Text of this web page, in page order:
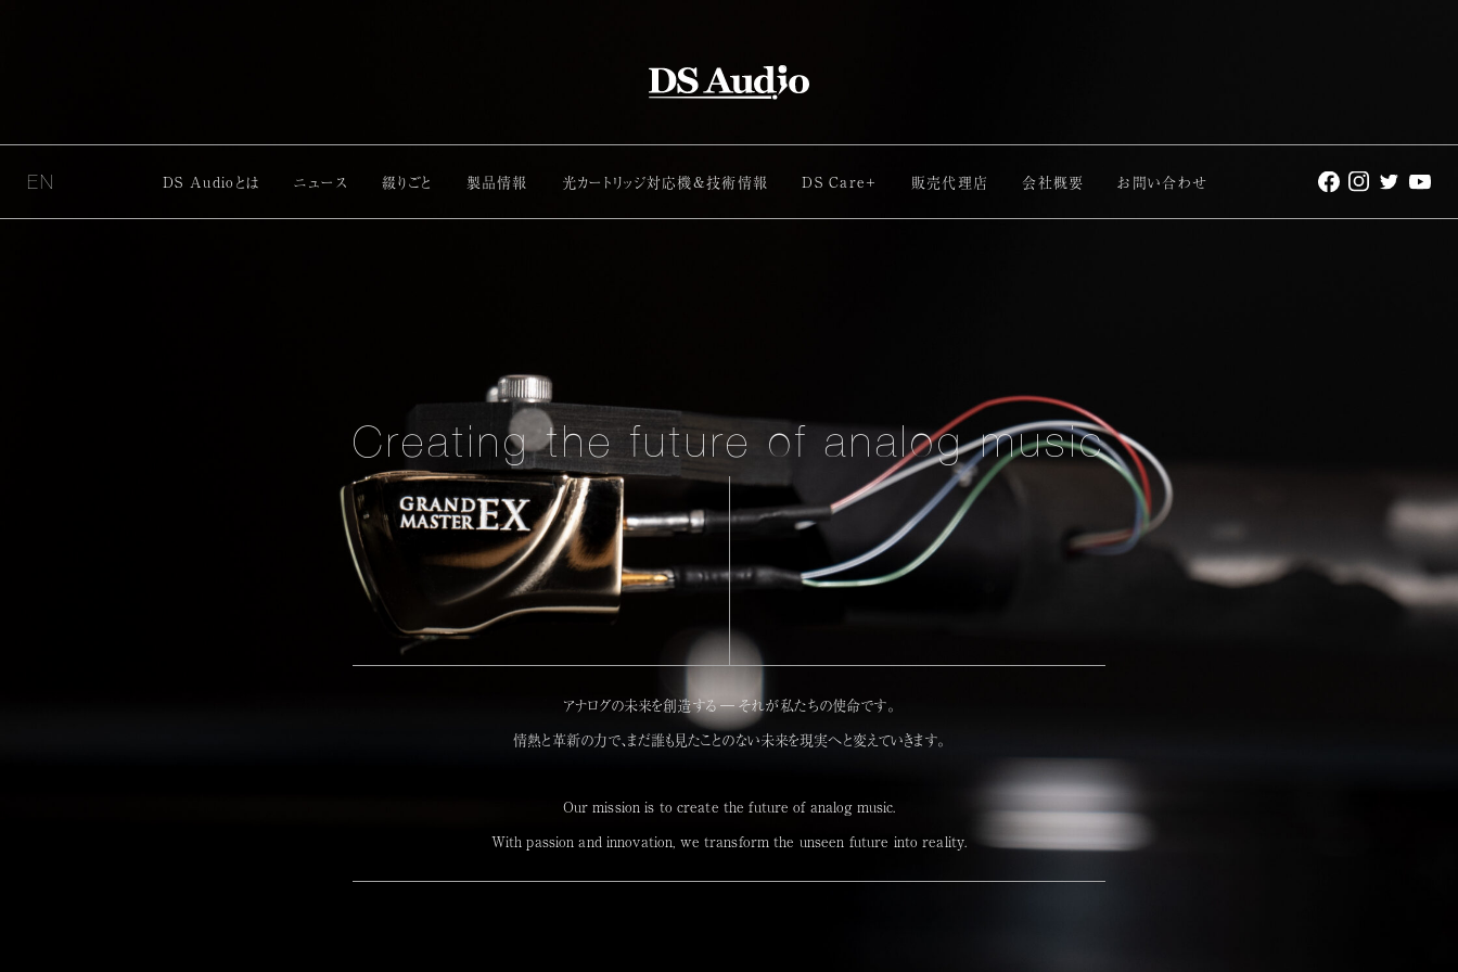
EN DS Audioとは ニュース 綴りごと 製品情報 光カートリッジ対応機&技術情報 DS Care+ 販売代理店 会社概要 お問い合わせ
Creating the future ofanalog music
アナログの未来を創造する ― それが私たちの使命です。
情熱と革新の力で、まだ誰も見たことのない未来を現実へと変えていきます。
Our mission is to create the future of analog music.
With passion and innovation, we transform the unseen future into reality.